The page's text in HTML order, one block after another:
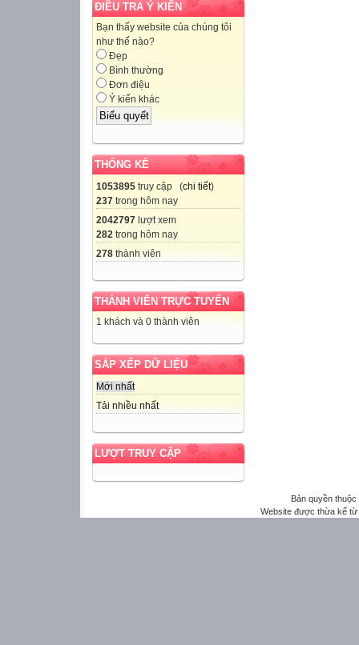
ĐIỀU TRA Ý KIẾN
Bạn thấy website của chúng tôi
như thế nào?
Đẹp
Bình thường
Đơn điệu
Ý kiến khác
THỐNG KÊ
1053895 truy cập (chi tiết)
237 trong hôm nay
2042797 lượt xem
282 trong hôm nay
278 thành viên
THÀNH VIÊN TRỰC TUYẾN
1 khách và 0 thành viên
SẮP XẾP DỮ LIỆU
Mới nhất
Tải nhiều nhất
LƯỢT TRUY CẬP
Bản quyền
Website được thừa kế từ